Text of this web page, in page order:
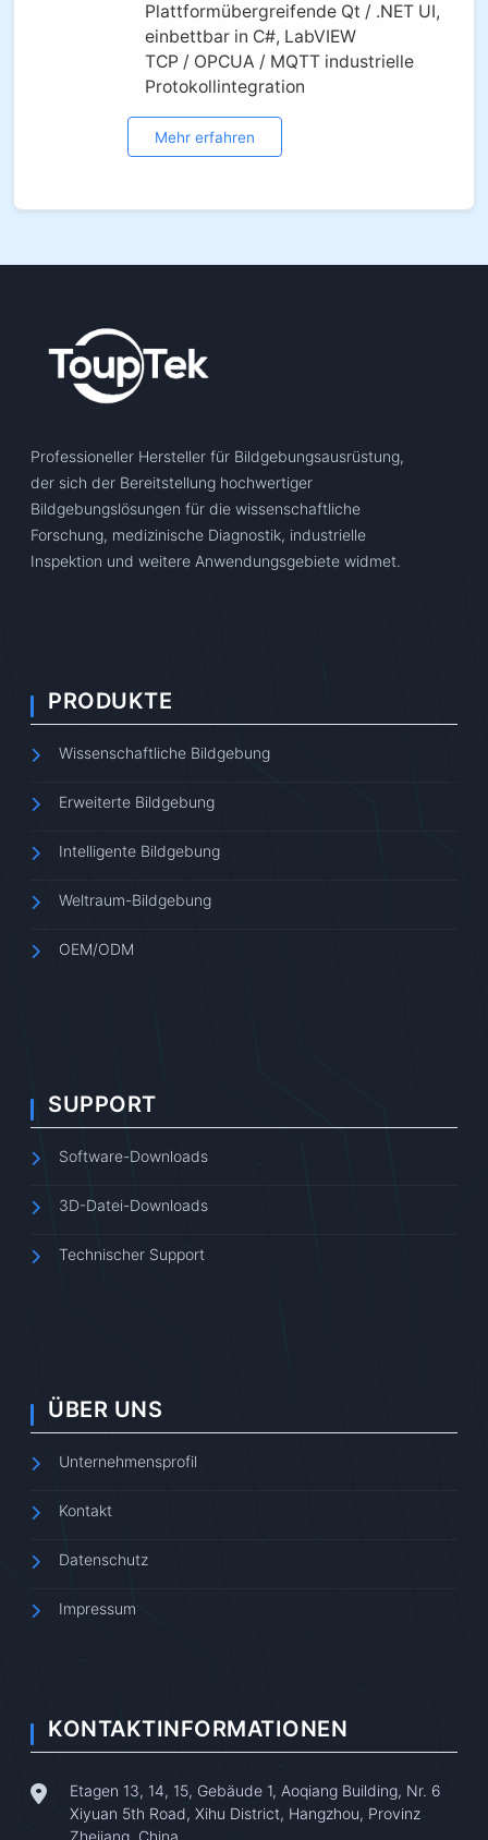
Plattformübergreifende Qt / .NET UI,
einbettbar in C#, LabVIEW
TCP / OPCUA / MQTT industrielle
Protokollintegration
Mehr erfahren
Professioneller Hersteller für Bildgebungsausrüstung,
der sich der Bereitstellung hochwertiger
Bildgebungslösungen für die wissenschaftliche
Forschung, medizinische Diagnostik, industrielle
Inspektion und weitere Anwendungsgebiete widmet.
PRODUKTE
Wissenschaftliche Bildgebung
Erweiterte Bildgebung
Intelligente Bildgebung
Weltraum-Bildgebung
OEM/ODM
SUPPORT
Software-Downloads
3D-Datei-Downloads
Technischer Support
ÜBER UNS
Unternehmensprofil
Kontakt
Datenschutz
Impressum
KONTAKTINFORMATIONEN
Etagen 13, 14, 15, Gebäude 1, Aoqiang Building, Nr. 6
Xiyuan 5th Road, Xihu District, Hangzhou, Provinz